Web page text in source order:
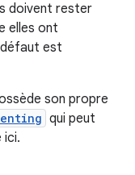
doivent rester
elles ont
est
son propre
qui peut
ici.